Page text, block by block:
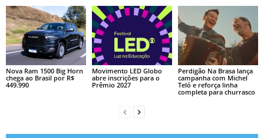
Nova Ram 1500 Big Horn
chega ao Brasil por R$
449.990
Movimento LED Globo
abre inscrições para o
Prêmio 2027
Perdigão Na Brasa lança
campanha com Michel
Teló e reforça linha
completa para churrasco